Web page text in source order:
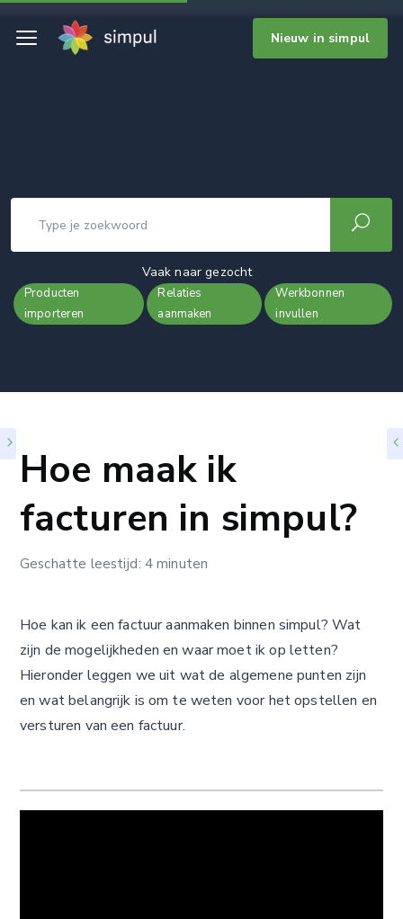
Nieuw in simpul
Vaak naar gezocht
Producten
importeren
Relaties
aanmaken
Werkbonnen
invullen
Hoe maak ik
facturen in simpul?
Geschatte leestijd: 4 minuten
Hoe kan ik een factuur aanmaken binnen simpul? Wat
zijn de mogelijkheden en waar moet ik op letten?
Hieronder leggen we uit wat de algemene punten zijn
en wat belangrijk is om te weten voor het opstellen en
versturen van een factuur.